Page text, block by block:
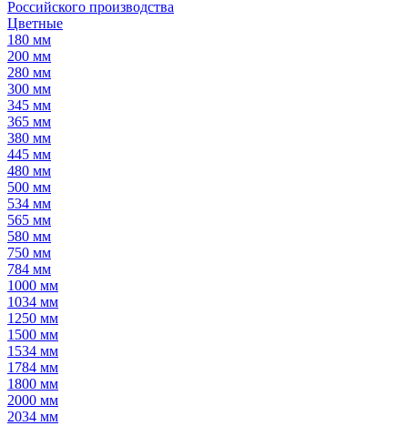
Российского производства
Цветные
180 мм
200 мм
280 мм
300 мм
345 мм
365 мм
380 мм
445 мм
480 мм
500 мм
534 мм
565 мм
580 мм
750 мм
784 мм
1000 мм
1034 мм
1250 мм
1500 мм
1534 мм
1784 мм
1800 мм
2000 мм
2034 мм